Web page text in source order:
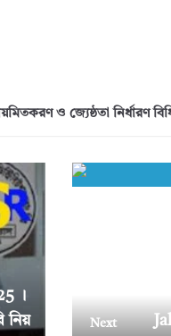
ও জ্যেষ্ঠতা নির্ধারণ
।
নিয়
Next